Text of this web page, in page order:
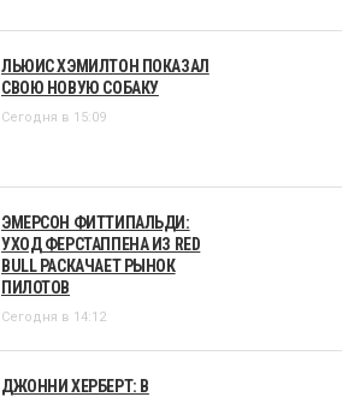
ЛЬЮИС ХЭМИЛТОН ПОКАЗАЛ
СВОЮ НОВУЮ СОБАКУ
Сегодня в 15:09
ЭМЕРСОН ФИТТИПАЛЬДИ:
УХОД ФЕРСТАППЕНА ИЗ RED
BULL РАСКАЧАЕТ РЫНОК
ПИЛОТОВ
Сегодня в 14:12
ДЖОННИ ХЕРБЕРТ: В